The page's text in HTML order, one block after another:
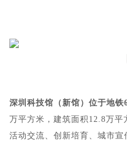
深圳科技馆（新馆）位于地铁
万平方米，建筑面积12.8万平
活动交流、创新培育、城市